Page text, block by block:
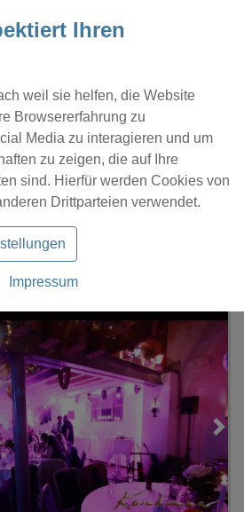
Ihren
weil sie helfen, die Website
Browsererfahrung zu
Media zu interagieren und um
zu zeigen, die auf Ihre
sind. Hierfür werden Cookies von
Drittparteien verwendet.
Impressum
Location eintragen Profil
Eventlocation Venue
Loading...